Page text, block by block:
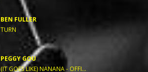
BEN FULLER
TURN
PEGGY GOU
(IT GOES LIKE) NANANA - OFFI...